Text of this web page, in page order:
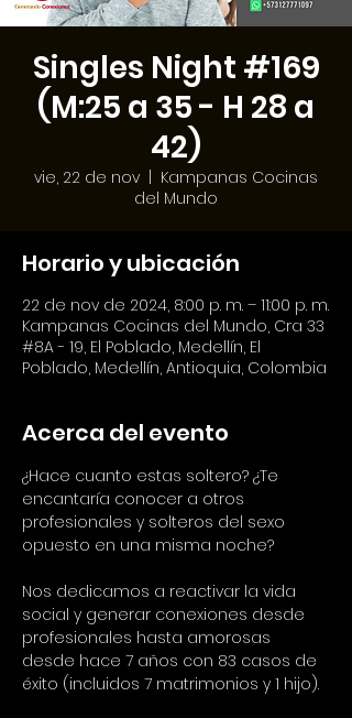
Singles Night #169
(M:25 a 35 - H 28 a
42)
vie, 22 de nov
Kampanas Cocinas
del Mundo
Horario y ubicación
22 de nov de 2024, 8:00 p. m. – 11:00 p. m.
Kampanas Cocinas del Mundo, Cra 33
#8A - 19, El Poblado, Medellín, El
Poblado, Medellín, Antioquia, Colombia
Acerca del evento
¿Hace cuanto estas soltero? ¿Te
encantaría conocer a otros
profesionales y solteros del sexo
opuesto en una misma noche?
Nos dedicamos a reactivar la vida
social y generar conexiones desde
profesionales hasta amorosas
desde hace 7 años con 83 casos de
éxito (incluidos 7 matrimonios y 1 hijo).